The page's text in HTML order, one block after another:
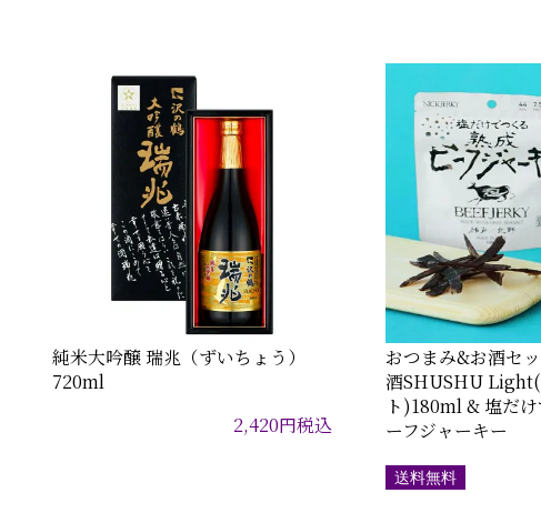
純米大吟醸 瑞兆（ずいちょう）
720ml
2,420円税込
おつまみ&お酒セ
酒SHUSHU Light(
ト)180ml & 塩だ
ーフジャーキー
送料無料